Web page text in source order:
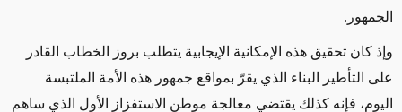
الجمهور .
وإذ كان تحقيق هذه الإمكانية الإيجابية يتطلب بروز الخطاب القادر
على التأطير البناء الذي يقرّ بمواقع جمهور هذه الأمة الملتبسة
اليوم، فإنه كذلك يقتضي معالجة موطن الاستفزاز الأول الذي ساهم